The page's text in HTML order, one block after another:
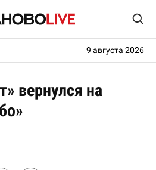
9 августа 2026
вернулся на